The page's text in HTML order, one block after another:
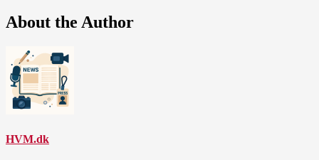
About the Author
HVM.dk